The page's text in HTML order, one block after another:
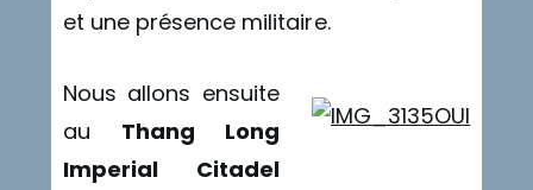
et une présence militaire.
Nous allons ensuite
au Thang Long
Imperial Citadel